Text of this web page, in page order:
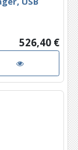
526,40 €